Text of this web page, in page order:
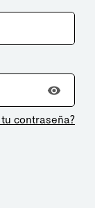
contraseña?